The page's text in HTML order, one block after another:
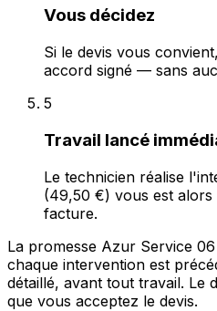
Vous décidez
Si le devis vous
accord signé — sans
5
Travail lancé
Le technicien réalise
(49,50 €) vous est
facture.
La promesse Azur Service
chaque intervention est
détaillé, avant tout travail. Le
que vous acceptez le devis.